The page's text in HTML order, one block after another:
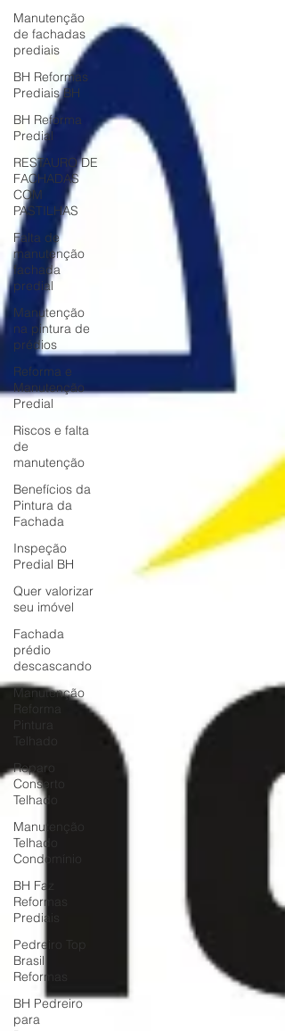
Manutenção
de fachadas
prediais
BH Reformas
Prediais BH
BH Reforma
Predial
RESTAURO DE
FACHADAS
COM
PASTILHAS
Falta de
manutenção
fachada
predial
Manutenção
na pintura de
prédios
Reforma e
Manutenção
Predial
Riscos e falta
de
manutenção
Benefícios da
Pintura da
Fachada
Inspeção
Predial BH
Quer valorizar
seu imóvel
Fachada
prédio
descascando
Manutenção
Reforma
Pintura
Telhado
Reparo
Conserto
Telhado
Manutenção
Telhado
Condomínio
BH Faz
Reformas
Prediais
Pedreiro Top
Brasil
Reformas
BH Pedreiro
para